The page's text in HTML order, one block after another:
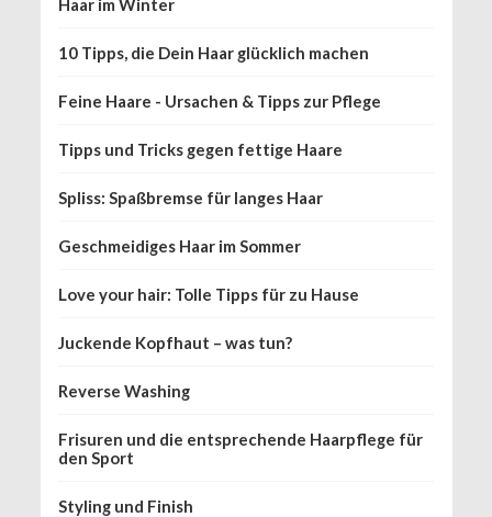
Haar im Winter
10 Tipps, die Dein Haar glücklich machen
Feine Haare - Ursachen & Tipps zur Pflege
Tipps und Tricks gegen fettige Haare
Spliss: Spaßbremse für langes Haar
Geschmeidiges Haar im Sommer
Love your hair: Tolle Tipps für zu Hause
Juckende Kopfhaut – was tun?
Reverse Washing
Frisuren und die entsprechende Haarpflege für
den Sport
Styling und Finish